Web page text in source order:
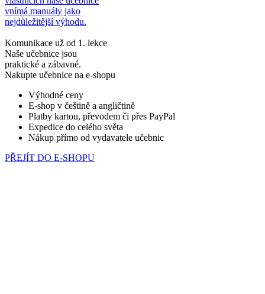
vnímá manuály jako
nejdůležitější výhodu.
Komunikace už od 1. lekce
Naše učebnice jsou
praktické a zábavné.
Nakupte učebnice na e-shopu
Výhodné ceny
E-shop v češtině a angličtině
Platby kartou, převodem či přes PayPal
Expedice do celého světa
Nákup přímo od vydavatele učebnic
PŘEJÍT DO E-SHOPU